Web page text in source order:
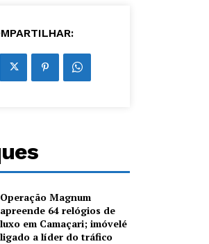
Operação Magnum
apreende 64 relógios de
luxo em Camaçari; imóvelé
ligado a líder do tráfico